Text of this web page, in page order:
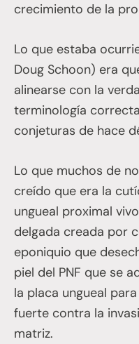
crecimiento de la
Lo que estaba
Doug Schoon) era
alinearse con la
terminología
conjeturas de hace
Lo que muchos de
creído que era la
ungueal proximal
delgada creada por
eponiquio que
piel del PNF que se
la placa ungueal
fuerte contra la
matriz.